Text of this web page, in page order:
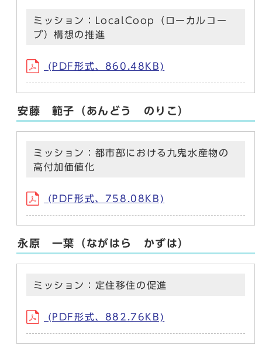
ミッション：LocalCoop（ローカルコー
プ）構想の推進
(PDF形式、860.48KB)
安藤 範子（あんどう のりこ）
ミッション：都市部における九鬼水産物の
高付加価値化
(PDF形式、758.08KB)
永原 一葉（ながはら かずは）
ミッション：定住移住の促進
(PDF形式、882.76KB)